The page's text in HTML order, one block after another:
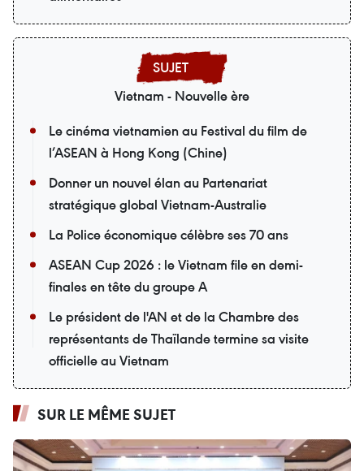
Vietnam - Nouvelle ère
Le cinéma vietnamien au Festival du film de
l’ASEAN à Hong Kong (Chine)
Donner un nouvel élan au Partenariat
stratégique global Vietnam-Australie
La Police économique célèbre ses 70 ans
ASEAN Cup 2026 : le Vietnam file en demi-
finales en tête du groupe A
Le président de l'AN et de la Chambre des
représentants de Thaïlande termine sa visite
officielle au Vietnam
SUR LE MÊME SUJET